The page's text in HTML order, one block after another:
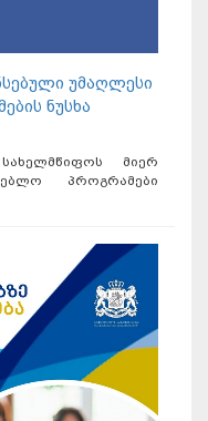
უმაღლესი
ნუსხა
მიერ
პროგრამები